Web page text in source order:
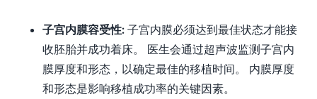
子宫内膜容受性: 子宫内膜必须达到最佳状态才能接
收胚胎并成功着床。 医生会通过超声波监测子宫内
膜厚度和形态，以确定最佳的移植时间。 内膜厚度
和形态是影响移植成功率的关键因素。